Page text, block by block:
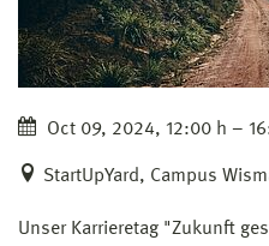
Oct 09, 2024, 12:00 h –
StartUpYard, Campus
Unser Karrieretag "Zukunft